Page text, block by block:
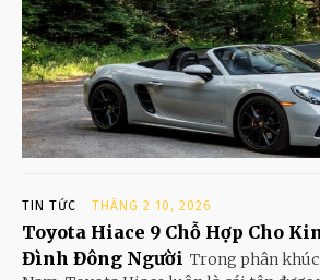
TIN TỨC THÁNG 2 10, 2026
Toyota Hiace 9 Chỗ Hợp Cho
Đình Đông Người Trong phân